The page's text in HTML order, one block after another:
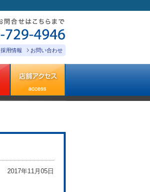
採用情報 お問い合わせ
2017年11月05日